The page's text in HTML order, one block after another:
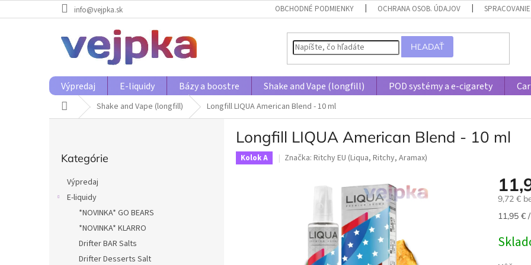
na
info@vejpka.sk OBCHODNÉ PODMIENKY OCHRANA OSOB. ÚDAJOV
HĽADAŤ
Výpredaj E-liquidy Bázy a boostre Shake and Vape (longfill) POD systémy a e-cigarety
DomovShake and Vape (longfill) Longfill LIQUA American Blend - 10 ml
kategórie
Kategórie
Výpredaj
E-liquidy
*NOVINKA* GO BEARS
*NOVINKA* KLARRO
Drifter BAR Salts
Drifter Desserts Salt
Longfill LIQUA American Blend - 10 ml
Kolok A Značka: Ritchy EU (Liqua, Ritchy, Aramax)
9,72 €
11,95 €